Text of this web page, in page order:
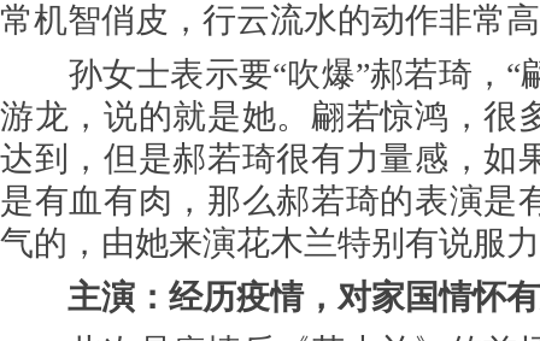
常机智俏皮，行云流水的动作非常
孙女士表示要“吹爆”郝若琦，“
游龙，说的就是她。翩若惊鸿，很
达到，但是郝若琦很有力量感，如
是有血有肉，那么郝若琦的表演是
气的，由她来演花木兰特别有说服
主演：经历疫情，对家国情怀